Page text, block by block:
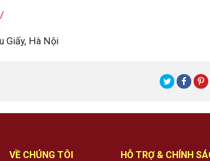
Giấy, Hà Nội
VỀ CHÚNG TÔI HỖ TRỢ & CHÍNH